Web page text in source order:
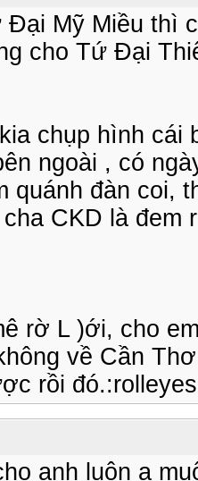
Mỹ Miều thì
cho Tứ Đại
chụp hình cái
ngoài , có
quánh đàn coi,
CKD là đem
rờ L )ới, cho
về Cần
rồi
anh luôn a